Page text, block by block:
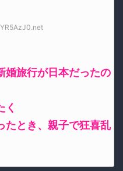
婚旅行が日本だったの
く
たとき、親子で狂喜乱